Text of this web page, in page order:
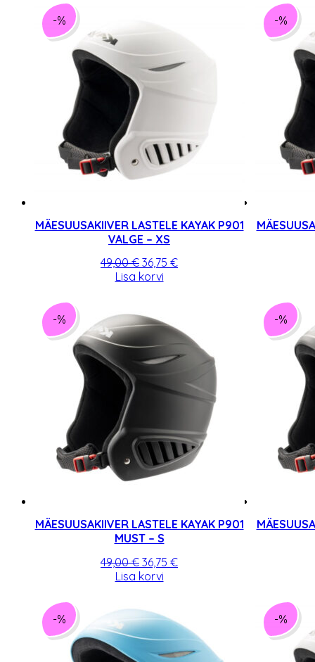
-%
MÄESUUSAKIIVER LASTELE KAYAK P901
VALGE – XS
49,00€ Algne
hind
36,75 €Praegune
Lisa korvi
-%
-%
MÄESUUSAKIIVER LASTELE KAYAK P901
MUST – S
49,00€ Algne
hind
36,75 €Praegune
Lisa korvi
-%
-% -%